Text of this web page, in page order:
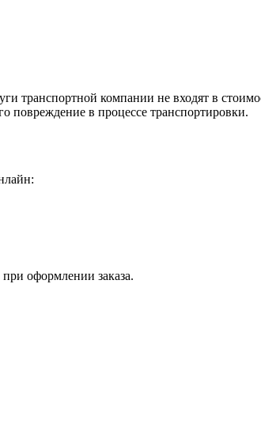
транспортной компании не входят в
повреждение в процессе транспортировки.
оформлении заказа.